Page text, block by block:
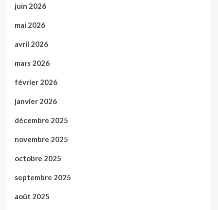
juin 2026
mai 2026
avril 2026
mars 2026
février 2026
janvier 2026
décembre 2025
novembre 2025
octobre 2025
septembre 2025
août 2025